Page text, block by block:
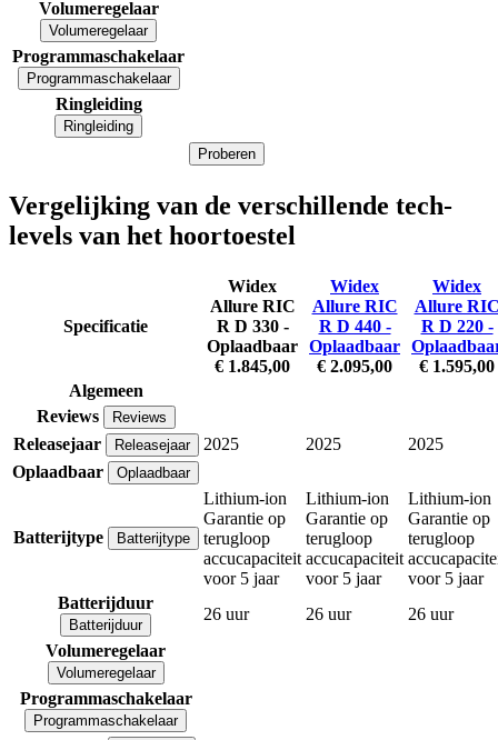
Volumeregelaar
Volumeregelaar
Programmaschakelaar
Programmaschakelaar
Ringleiding
Ringleiding
Proberen
Vergelijking van de verschillende tech-
levels van het hoortoestel
Specificatie
Widex
Allure RIC
R D 330 -
Oplaadbaar
€ 1.845,00
Widex
Allure RIC
R D 440 -
Oplaadbaar
€ 2.095,00
Widex
Allure
R D 220 -
€ 1.595,00
Algemeen
Reviews
Reviews
Releasejaar Releasejaar 2025 2025
2025
Oplaadbaar
Oplaadbaar
Batterijtype Batterijtype
Lithium-ion
Garantie op
terugloop
accucapaciteit
voor 5 jaar
Lithium-ion
Garantie op
terugloop
accucapaciteit
voor 5 jaar
Lithium-ion
Garantie op
terugloop
voor 5 jaar
Batterijduur
Batterijduur
26 uur 26 uur
26 uur
Volumeregelaar
Volumeregelaar
Programmaschakelaar
Programmaschakelaar